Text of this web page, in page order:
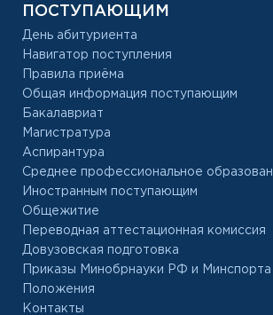
ПОСТУПАЮЩИМ
День абитуриента
Навигатор поступления
Правила приёма
Общая информация поступающим
Бакалавриат
Магистратура
Аспирантура
Среднее профессиональное
Иностранным поступающим
Общежитие
Переводная аттестационная комиссия
Довузовская подготовка
Приказы Минобрнауки РФ и
Положения
Контакты